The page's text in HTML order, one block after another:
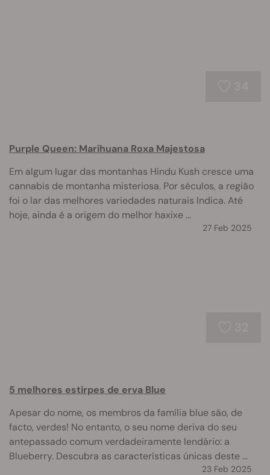
Purple Queen: Marihuana Roxa Majestosa
Em algum lugar das montanhas Hindu Kush cresce uma
cannabis de montanha misteriosa. Por séculos, a região
foi o lar das melhores variedades naturais Indica. Até
hoje, ainda é a origem do melhor haxixe ...
27 Feb 2025
5 melhores estirpes de erva Blue
Apesar do nome, os membros da família blue são, de
facto, verdes! No entanto, o seu nome deriva do seu
antepassado comum verdadeiramente lendário: a
Blueberry. Descubra as características únicas deste ...
23 Feb 2025